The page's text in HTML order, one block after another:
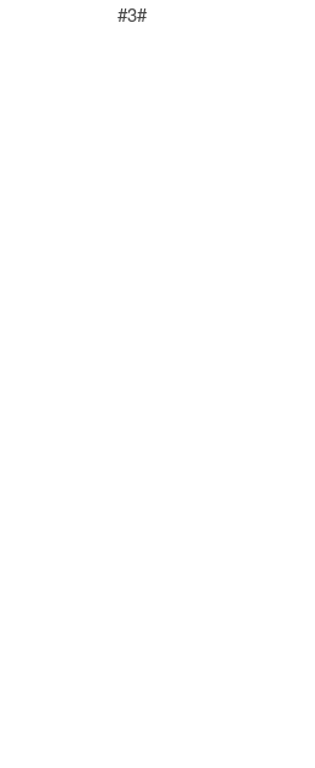
#3#